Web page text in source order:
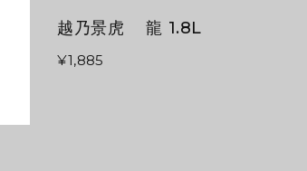
越乃景虎 龍 1.8L
¥1,885